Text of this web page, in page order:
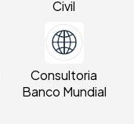
Civil
Consultoria
Banco Mundial